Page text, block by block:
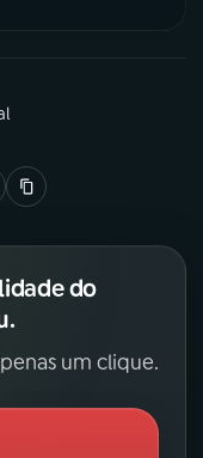
do
um clique.